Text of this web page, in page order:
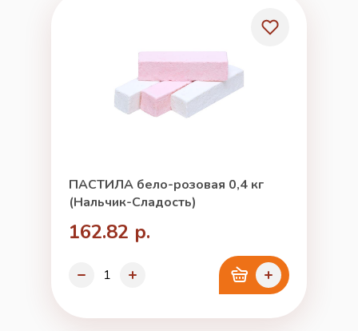
ПАСТИЛА бело-розовая 0,4 кг
(Нальчик-Сладость)
162.82 р.